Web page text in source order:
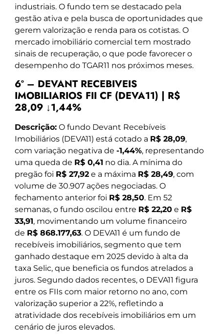
industriais. O fundo tem se destacado pela
gestão ativa e pela busca de oportunidades que
gerem valorização e renda para os cotistas. O
mercado imobiliário comercial tem mostrado
sinais de recuperação, o que pode favorecer o
desempenho do TGAR11 nos próximos meses.
6º – DEVANT RECEBIVEIS
IMOBILIARIOS FII CF (DEVA11) | R$
28,09 ↓1,44%
Descrição: O fundo Devant Recebíveis
Imobiliários (DEVA11) está cotado a R$ 28,09,
com variação negativa de -1,44%, representando
uma queda de R$ 0,41 no dia. A mínima do
pregão foi R$ 27,92 e a máxima R$ 28,49, com
volume de 30.907 ações negociadas. O
fechamento anterior foi R$ 28,50. Em 52
semanas, o fundo oscilou entre R$ 22,20 e R$
33,91, movimentando um volume financeiro
de R$ 868.177,63. O DEVA11 é um fundo de
recebíveis imobiliários, segmento que tem
ganhado destaque em 2025 devido à alta da
taxa Selic, que beneficia os fundos atrelados a
juros. Segundo dados recentes, o DEVA11 figura
entre os FIIs com maior retorno no ano, com
valorização superior a 22%, refletindo a
atratividade dos recebíveis imobiliários em um
cenário de juros elevados.